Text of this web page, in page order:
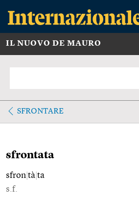
IL NUOVO DE MAURO
SFRONTARE
sfrontata
sfron tà ta
s.f.